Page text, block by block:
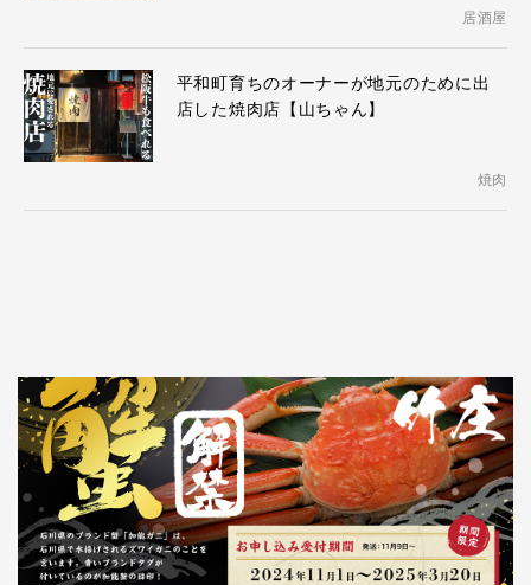
居酒屋
平和町育ちのオーナーが地元のために出
店した焼肉店【山ちゃん】
焼肉